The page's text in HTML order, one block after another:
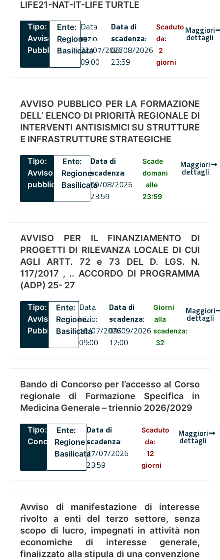
LIFE21-NAT-IT-LIFE TURTLE
Tipo:
Avviso
Pubblico
Ente:
Regione
Basilicata
Data
inizio:
22/07/2026
09:00
Data di
scadenza:
06/08/2026
23:59
Scaduto
da:
2
giorni
Maggiori
dettagli
AVVISO PUBBLICO PER LA FORMAZIONE
DELL’ ELENCO DI PRIORITÀ REGIONALE DI
INTERVENTI ANTISISMICI SU STRUTTURE
E INFRASTRUTTURE STRATEGICHE
Tipo:
Avviso
pubblico
Ente:
Regione
Basilicata
Data di
scadenza:
09/08/2026
23:59
Scade
domani
alle
23:59
Maggiori
dettagli
AVVISO PER IL FINANZIAMENTO DI
PROGETTI DI RILEVANZA LOCALE DI CUI
AGLI ARTT. 72 e 73 DEL D. LGS. N.
117/2017 , .. ACCORDO DI PROGRAMMA
(ADP) 25- 27
Tipo:
Avviso
Pubblico
Ente:
Regione
Basilicata
Data
inizio:
16/07/2026
09:00
Data di
scadenza:
09/09/2026
12:00
Giorni
alla
scadenza:
32
Maggiori
dettagli
Bando di Concorso per l’accesso al Corso
regionale di Formazione Specifica in
Medicina Generale – triennio 2026/2029
Tipo:
Concorsi
Ente:
Regione
Basilicata
Data di
scadenza:
27/07/2026
23:59
Scaduto
da:
12
giorni
Maggiori
dettagli
Avviso di manifestazione di interesse
rivolto a enti del terzo settore, senza
scopo di lucro, impegnati in attività non
economiche di interesse generale,
finalizzato alla stipula di una convenzione